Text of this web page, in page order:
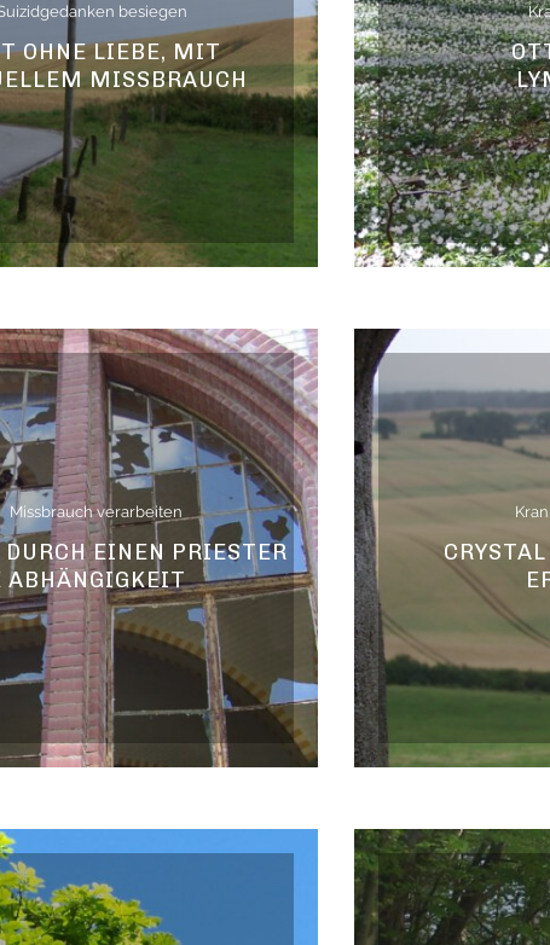
besiegen
OHNE LIEBE, MIT
MISSBRAUCH
Missbrauch verarbeiten
EINEN PRIESTER
ABHÄNGIGKEIT